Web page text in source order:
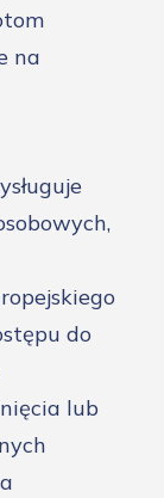
na
do
lub